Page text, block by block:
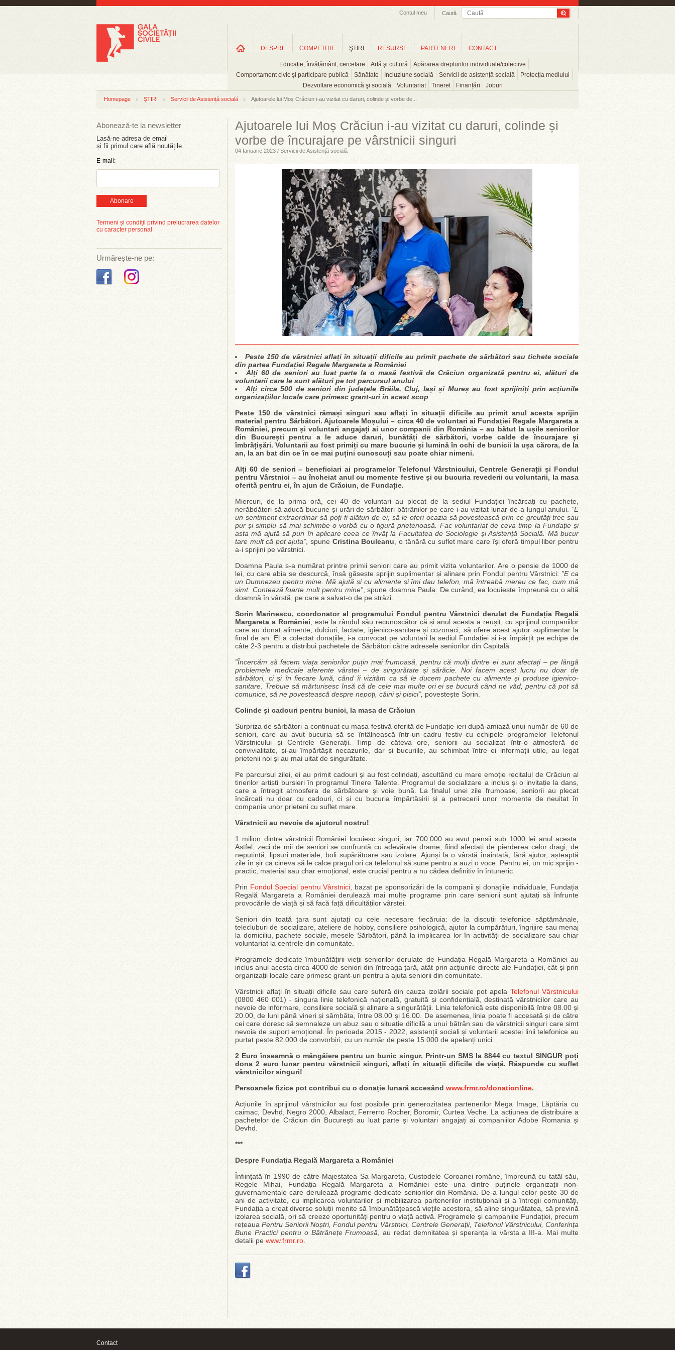
Caută
Contul meu
DESPRE COMPETIȚIE ŞTIRI
Educație, învățământ, cercetare Artă şi cultură
Apărarea drepturilor individuale/colective
Comportament civic şi participare publică
Sănătate Incluziune socială Servicii de asistență socială
Protecția mediului
Dezvoltare economică şi socială
Voluntariat Tineret Finanțări Joburi
RESURSE PARTENERI CONTACT
Homepage ȘTIRI Servicii de Asistență socială Ajutoarele lui Moș Crăciun i-au vizitat cu daruri, colinde și vorbe de...
Abonează-te la newsletter
Lasă-ne adresa de email
și fii primul care află noutățile.
E-mail:
Abonare
Termeni și condiții privind prelucrarea datelor
cu caracter personal
Urmărește-ne pe:
Ajutoarele lui Moș Crăciun i-au vizitat cu daruri, colinde și
vorbe de încurajare pe vârstnicii singuri
04 Ianuarie 2023 / Servicii de Asistență socială
Peste 150 de vârstnici aflați în situații dificile au primit pachete de sărbători sau tichete sociale
din partea Fundației Regale Margareta a României
Alți 60 de seniori au luat parte la o masă festivă de Crăciun organizată pentru ei, alături de
voluntarii care le sunt alături pe tot parcursul anului
Alți circa 500 de seniori din județele Brăila, Cluj, Iași și Mureș au fost sprijiniți prin acțiunile
organizațiilor locale care primesc grant-uri în acest scop
Peste 150 de vârstnici rămași singuri sau aflați în situații dificile au primit anul acesta sprijin
material pentru Sărbători. Ajutoarele Moșului – circa 40 de voluntari ai Fundației Regale Margareta a
României, precum și voluntari angajați ai unor companii din România – au bătut la ușile seniorilor
din București pentru a le aduce daruri, bunătăți de sărbători, vorbe calde de încurajare și
îmbrățișări. Voluntarii au fost primiți cu mare bucurie și lumină în ochi de bunicii la ușa cărora, de la
an, la an bat din ce în ce mai puțini cunoscuți sau poate chiar nimeni.
Alți 60 de seniori – beneficiari ai programelor Telefonul Vârstnicului, Centrele Generații și Fondul
pentru Vârstnici – au încheiat anul cu momente festive și cu bucuria revederii cu voluntarii, la masa
oferită pentru ei, în ajun de Crăciun, de Fundație.
Miercuri, de la prima oră, cei 40 de voluntari au plecat de la sediul Fundației încărcați cu pachete,
nerăbdători să aducă bucurie și urări de sărbători bătrânilor pe care i-au vizitat lunar de-a lungul anului.
”E
un sentiment extraordinar să poți fi alături de ei, să le oferi ocazia să povestească prin ce greutăți trec sau
pur și simplu să mai schimbe o vorbă cu o figură prietenoasă. Fac voluntariat de ceva timp la Fundație și
asta mă ajută să pun în aplicare ceea ce învăț la Facultatea de Sociologie și Asistență Socială. Mă bucur
tare mult că pot ajuta” , spune Cristina Bouleanu , o tânără cu suflet mare care își oferă timpul liber pentru
a-i sprijini pe vârstnici.
Doamna Paula s-a numărat printre primii seniori care au primit vizita voluntarilor. Are o pensie de 1000 de
lei, cu care abia se descurcă, însă găsește sprijin suplimentar și alinare prin Fondul pentru Vârstnici: ”E ca
un Dumnezeu pentru mine. Mă ajută și cu alimente și îmi dau telefon, mă întreabă mereu ce fac, cum mă
simt. Contează foarte mult pentru mine”, spune doamna Paula. De curând, ea locuiește împreună cu o altă
doamnă în vârstă, pe care a salvat-o de pe străzi.
Sorin Marinescu, coordonator al programului Fondul pentru Vârstnici derulat de Fundația Regală
Margareta a României , este la rândul său recunoscător că și anul acesta a reușit, cu sprijinul companiilor
care au donat alimente, dulciuri, lactate, igienico-sanitare și cozonaci, să ofere acest ajutor suplimentar la
final de an. El a colectat donațiile, i-a convocat pe voluntari la sediul Fundației și i-a împărțit pe echipe de
câte 2-3 pentru a distribui pachetele de Sărbători către adresele seniorilor din Capitală.
”Încercăm să facem viața seniorilor puțin mai frumoasă, pentru că mulți dintre ei sunt afectați – pe lângă
problemele medicale aferente vârstei – de singurătate și sărăcie. Noi facem acest lucru nu doar de
sărbători, ci și în fiecare lună, când îi vizităm ca să le ducem pachete cu alimente și produse igienico-
sanitare. Trebuie să mărturisesc însă că de cele mai multe ori ei se bucură când ne văd, pentru că pot să
comunice, să ne povestească despre nepoți, câini și pisici”, povestește Sorin.
Colinde și cadouri pentru bunici, la masa de Crăciun
Surpriza de sărbători a continuat cu masa festivă oferită de Fundație ieri după-amiază unui număr de 60 de
seniori, care au avut bucuria să se întâlnească într-un cadru festiv cu echipele programelor Telefonul
Vârstnicului și Centrele Generații. Timp de câteva ore, seniorii au socializat într-o atmosferă de
convivialitate, și-au împărtășit necazurile, dar și bucuriile, au schimbat între ei informații utile, au legat
prietenii noi și au mai uitat de singurătate.
Pe parcursul zilei, ei au primit cadouri și au fost colindați, ascultând cu mare emoție recitalul de Crăciun al
tinerilor artiști bursieri în programul Tinere Talente. Programul de socializare a inclus și o invitație la dans,
care a întregit atmosfera de sărbătoare și voie bună. La finalul unei zile frumoase, seniorii au plecat
încărcați nu doar cu cadouri, ci și cu bucuria împărtășirii și a petrecerii unor momente de neuitat în
compania unor prieteni cu suflet mare.
Vârstnicii au nevoie de ajutorul nostru!
1 milion dintre vârstnicii României locuiesc singuri, iar 700.000 au avut pensii sub 1000 lei anul acesta.
Astfel, zeci de mii de seniori se confruntă cu adevărate drame, fiind afectați de pierderea celor dragi, de
neputință, lipsuri materiale, boli supărătoare sau izolare. Ajunși la o vârstă înaintată, fără ajutor, așteaptă
zile în șir ca cineva să le calce pragul ori ca telefonul să sune pentru a auzi o voce. Pentru ei, un mic sprijin -
practic, material sau char emoțional, este crucial pentru a nu cădea definitiv în întuneric.
Prin Fondul Special pentru Vârstnici , bazat pe sponsorizări de la companii și donațiile individuale, Fundația
Regală Margareta a României derulează mai multe programe prin care seniorii sunt ajutați să înfrunte
provocările de viață și să facă față dificultăților vârstei.
Seniori din toată țara sunt ajutați cu cele necesare fiecăruia: de la discuții telefonice săptămânale,
telecluburi de socializare, ateliere de hobby, consiliere psihologică, ajutor la cumpărături, îngrijire sau menaj
la domiciliu, pachete sociale, mesele Sărbători, până la implicarea lor în activități de socializare sau chiar
voluntariat la centrele din comunitate.
Programele dedicate îmbunătățirii vieții seniorilor derulate de Fundația Regală Margareta a României au
inclus anul acesta circa 4000 de seniori din întreaga țară, atât prin acțiunile directe ale Fundației, cât și prin
organizații locale care primesc grant-uri pentru a ajuta seniorii din comunitate.
Vârstnicii aflați în situații dificile sau care suferă din cauza izolării sociale pot apelaTelefonul Vârstnicului
(0800 460 001) - singura linie telefonică națională, gratuită și confidențială, destinată vârstnicilor care au
nevoie de informare, consiliere socială și alinare a singurătății. Linia telefonică este disponibilă între 08.00 și
20.00, de luni până vineri și sâmbăta, între 08.00 și 16.00. De asemenea, linia poate fi accesată și de către
cei care doresc să semnaleze un abuz sau o situație dificilă a unui bătrân sau de vârstnicii singuri care simt
nevoia de suport emoțional. În perioada 2015 - 2022, asistenții sociali și voluntarii acestei linii telefonice au
purtat peste 82.000 de convorbiri, cu un număr de peste 15.000 de apelanți unici.
2 Euro înseamnă o mângâiere pentru un bunic singur. Printr-un SMS la 8844 cu textul SINGUR poți
dona 2 euro lunar pentru vârstnicii singuri, aflați în situații dificile de viață. Răspunde cu suflet
vârstnicilor singuri!
Persoanele fizice pot contribui cu o donație lunară accesând www.frmr.ro/donationline.
Acțiunile în sprijinul vârstnicilor au fost posibile prin generozitatea partenerilor Mega Image, Lăptăria cu
caimac, Devhd, Negro 2000, Albalact, Ferrerro Rocher, Boromir, Curtea Veche. La acțiunea de distribuire a
pachetelor de Crăciun din București au luat parte și voluntari angajați ai companiilor Adobe Romania și
Devhd.
***
Despre Fundaţia Regală Margareta a României
Înființată în 1990 de către Majestatea Sa Margareta, Custodele Coroanei române, împreună cu tatăl său,
Regele Mihai, Fundația Regală Margareta a României este una dintre puținele organizații non-
guvernamentale care derulează programe dedicate seniorilor din România. De-a lungul celor peste 30 de
ani de activitate, cu implicarea voluntarilor și mobilizarea partenerilor instituționali și a întregii comunităţi,
Fundația a creat diverse soluții menite să îmbunătățească viețile acestora, să aline singurătatea, să prevină
izolarea socială, ori să creeze oportunități pentru o viață activă. Programele și campaniile Fundației, precum
rețeaua Pentru Seniorii Noștri, Fondul pentru Vârstnici, Centrele Generații, Telefonul Vârstnicului, Conferința
Bune Practici pentru o Bătrânețe Frumoasă , au redat demnitatea și speranța la vârsta a III-a. Mai multe
detalii pe www.frmr.ro
Contact